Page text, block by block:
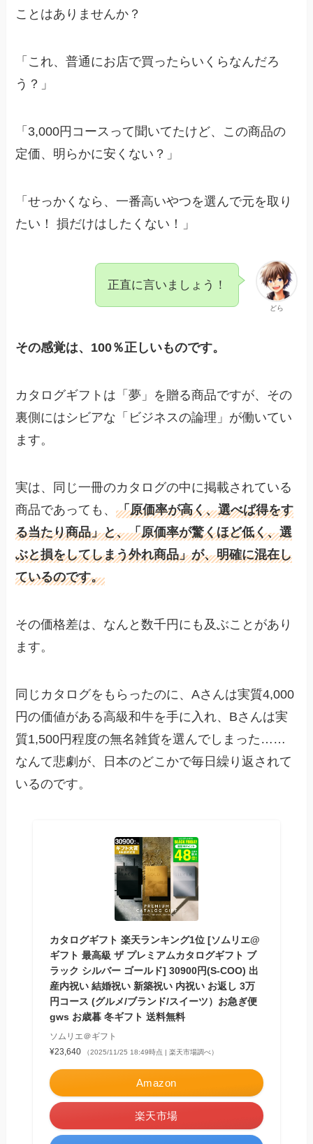
ことはありませんか？
「これ、普通にお店で買ったらいくらなんだろ
う？」
「3,000円コースって聞いてたけど、この商品の
定価、明らかに安くない？」
「せっかくなら、一番高いやつを選んで元を取り
たい！ 損だけはしたくない！」
どら
正直に言いましょう！
その感覚は、100％正しいものです。
カタログギフトは「夢」を贈る商品ですが、その
裏側にはシビアな「ビジネスの論理」が働いてい
ます。
実は、同じ一冊のカタログの中に掲載されている
商品であっても、「原価率が高く、選べば得をす
る当たり商品」と、「原価率が驚くほど低く、選
ぶと損をしてしまう外れ商品」が、明確に混在し
ているのです。
その価格差は、なんと数千円にも及ぶことがあり
ます。
同じカタログをもらったのに、Aさんは実質4,000
円の価値がある高級和牛を手に入れ、Bさんは実
質1,500円程度の無名雑貨を選んでしまった……
なんて悲劇が、日本のどこかで毎日繰り返されて
いるのです。
カタログギフト 楽天ランキング1位 [ソムリエ@
ギフト 最高級 ザ プレミアムカタログギフト ブ
ラック シルバー ゴールド] 30900円(S-COO) 出
産内祝い 結婚祝い 新築祝い 内祝い お返し 3万
円コース (グルメ/ブランド/スイーツ）お急ぎ便
gws お歳暮 冬ギフト 送料無料
ソムリエ＠ギフト
¥23,640
（2025/11/25 18:49時点 | 楽天市場調べ）
Amazon
楽天市場